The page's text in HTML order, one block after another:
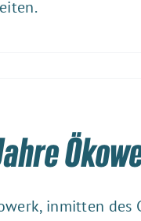
inmitten